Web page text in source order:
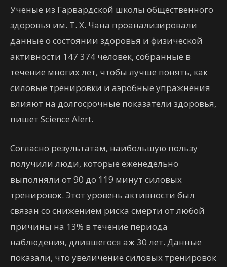
Ученые из Гарвардской школы общественного
здоровья им. Т. Х. Чана проанализировали
данные о состоянии здоровья и физической
активности 147 374 человек, собранные в
течение многих лет, чтобы лучше понять, как
силовые тренировки и аэробные упражнения
влияют на долгосрочные показатели здоровья,
пишет Science Alert.
Согласно результатам, наибольшую пользу
получили люди, которые еженедельно
выполняли от 90 до 119 минут силовых
тренировок. Этот уровень активности был
связан со снижением риска смерти от любой
причины на 13% в течение периода
наблюдения, длившегося аж 30 лет. Данные
показали, что увеличение силовых тренировок